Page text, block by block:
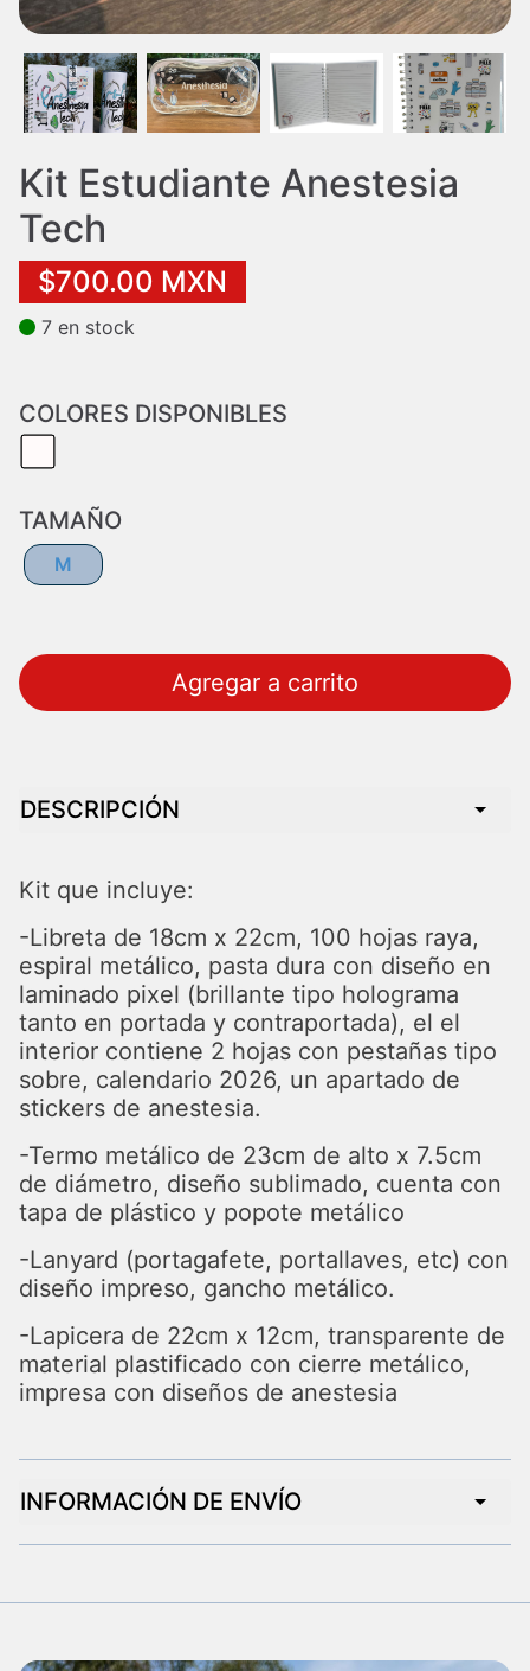
Kit Estudiante Anestesia
Tech
$700.00 MXN
7 en stock
COLORES DISPONIBLES
TAMAÑO
M
Agregar a carrito
DESCRIPCIÓN
Kit que incluye:
-Libreta de 18cm x 22cm, 100 hojas raya,
espiral metálico, pasta dura con diseño en
laminado pixel (brillante tipo holograma
tanto en portada y contraportada), el el
interior contiene 2 hojas con pestañas tipo
sobre, calendario 2026, un apartado de
stickers de anestesia.
-Termo metálico de 23cm de alto x 7.5cm
de diámetro, diseño sublimado, cuenta con
tapa de plástico y popote metálico
-Lanyard (portagafete, portallaves, etc) con
diseño impreso, gancho metálico.
-Lapicera de 22cm x 12cm, transparente de
material plastificado con cierre metálico,
impresa con diseños de anestesia
INFORMACIÓN DE ENVÍO